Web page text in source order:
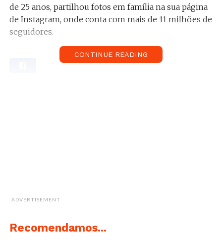
de 25 anos, partilhou fotos em família na sua página
de Instagram, onde conta com mais de 11 milhões de
seguidores.
CONTINUE READING
ADVERTISEMENT
Recomendamos...